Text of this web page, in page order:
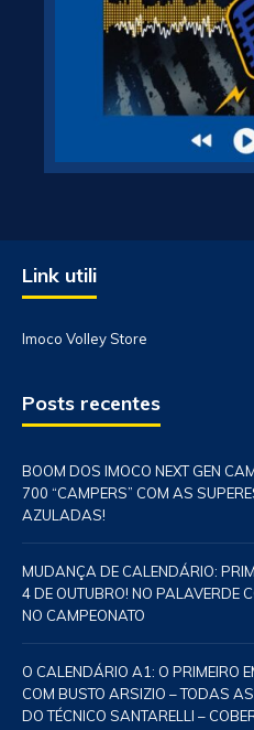
Link utili
Imoco Volley Store
Posts recentes
BOOM DOS IMOCO NEXT GEN
700 “CAMPERS” COM AS
AZULADAS!
MUDANÇA DE CALENDÁRIO:
4 DE OUTUBRO! NO PALAVERDE
NO CAMPEONATO
O CALENDÁRIO A1: O PRIMEIRO
COM BUSTO ARSIZIO – TODAS
DO TÉCNICO SANTARELLI –